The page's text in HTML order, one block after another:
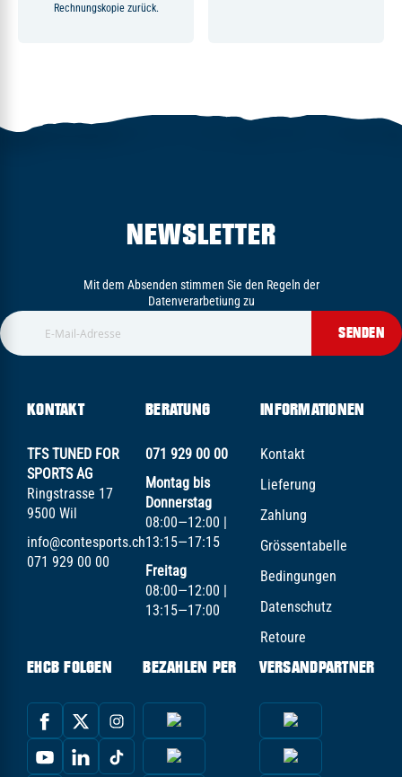
Rechnungskopie zurück.
NEWSLETTER
Mit dem Absenden stimmen Sie den Regeln der
Datenverarbetiung zu
SENDEN
KONTAKT
TFS TUNED FOR
SPORTS AG
Ringstrasse 17
9500 Wil
info@contesports.ch
071 929 00 00
BERATUNG
071 929 00 00
Montag bis
Donnerstag
08:00—12:00 |
13:15—17:15
Freitag
08:00—12:00 |
13:15—17:00
INFORMATIONEN
Kontakt
Lieferung
Zahlung
Grössentabelle
Bedingungen
Datenschutz
Retoure
EHCB FOLGEN BEZAHLEN PER VERSANDPARTNER